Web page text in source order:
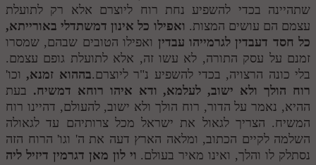
שתהיינה בכדי להשפיע נחת רוח ליוצרם אלא רק לתועלת
עצמם הם עושים המצות. ואפילו כל אינון דמשתדלי באורייתא,
כל חסד דעבדין לגרמייהו עבדין ואפילו הטובים שבהם, שמסרו
זמנם על עסק התורה, לא עשו זה, אלא לתועלת גופם עצמם.
בלי כונה הרצויה, בכדי להשפיע נ"ר ליוצרם.בההוא זמנא, וכו'
רוח הולך ולא ישוב, לעלמא, ודא איהו רוחא דמשיח. בעת
ההיא, נאמר על הדור, רוח הולך ולא ישוב, להעולם, דהיינו רוח
המשיח. הצריך לגאול את ישראל מכל צרותיהם עד לגאולה
השלמה לקיים הכתוב, ומלאה הארץ דעה את ה' וגו' הרוח הזה
נסתלק לו והלך, ואינו מאיר בעולם. וי לון מאן דגרמין דיזיל ליה